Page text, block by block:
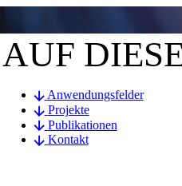
AUF
Anwendungsfelder
Projekte
Publikationen
Kontakt